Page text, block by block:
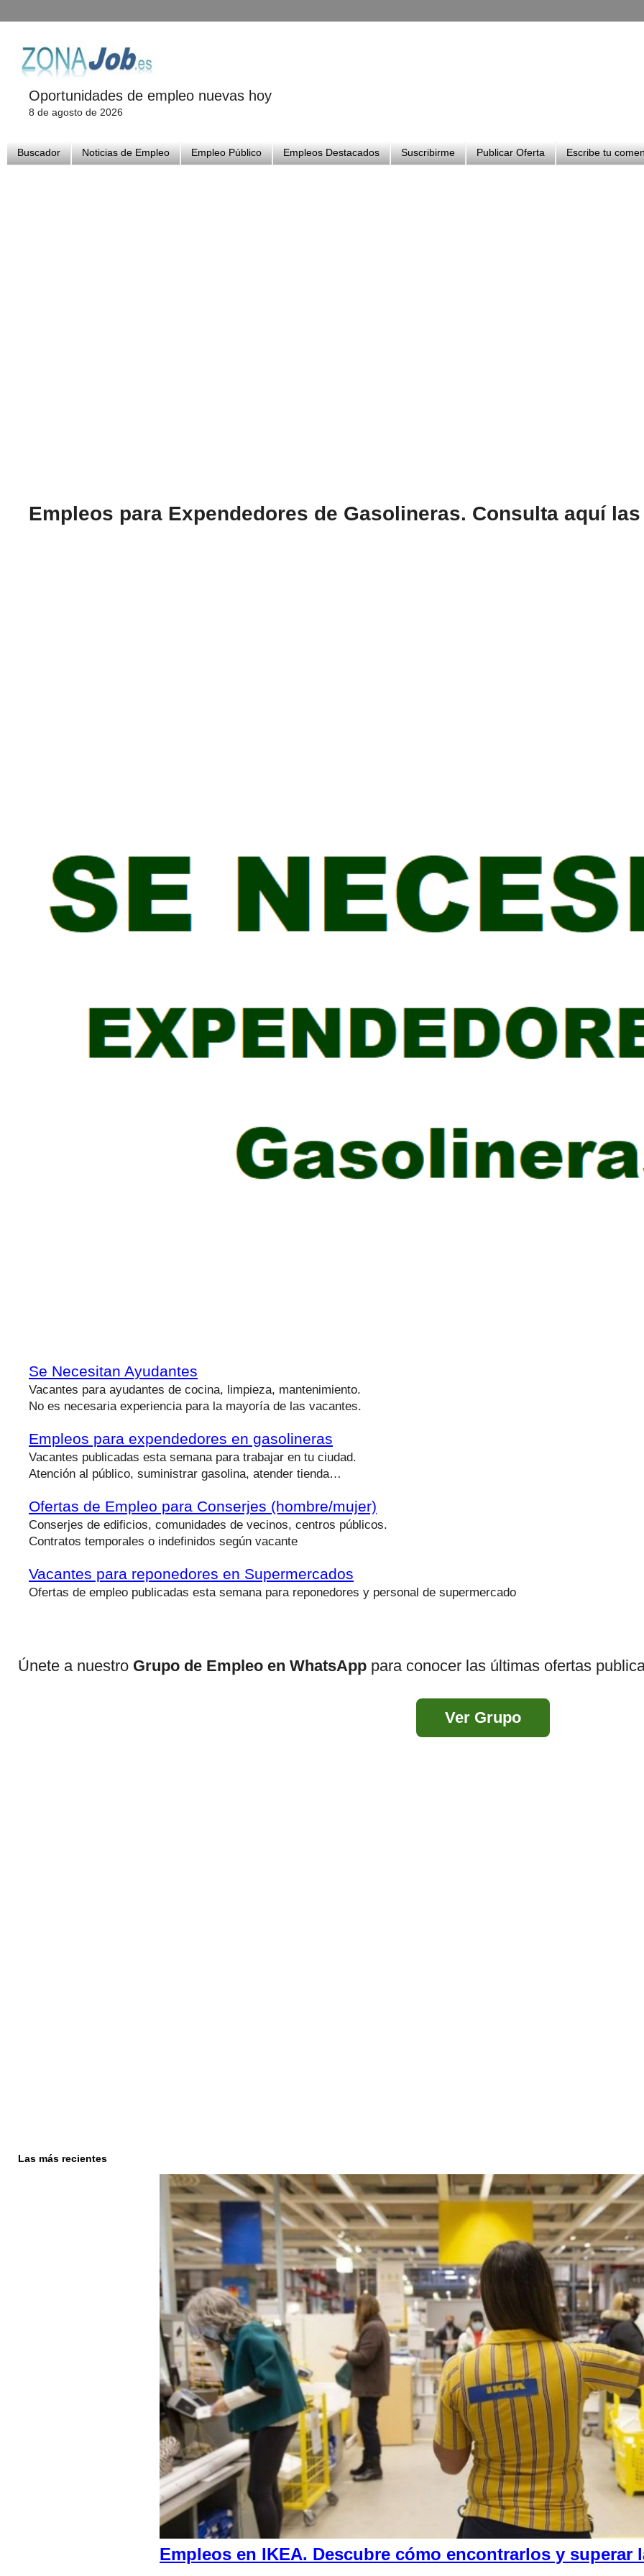
Oportunidades de empleo nuevas hoy
8 de agosto de 2026
Buscador Noticias de Empleo Empleo Público Empleos Destacados Suscribirme Publicar Oferta Escribe tu
Empleos para Expendedores de Gasolineras. Consulta aquí las
Se Necesitan Ayudantes
Vacantes para ayudantes de cocina, limpieza, mantenimiento.
No es necesaria experiencia para la mayoría de las vacantes.
Empleos para expendedores en gasolineras
Vacantes publicadas esta semana para trabajar en tu ciudad.
Atención al público, suministrar gasolina, atender tienda…
Ofertas de Empleo para Conserjes (hombre/mujer)
Conserjes de edificios, comunidades de vecinos, centros públicos.
Contratos temporales o indefinidos según vacante
Vacantes para reponedores en Supermercados
Ofertas de empleo publicadas esta semana para reponedores y personal de supermercado
Únete a nuestro Grupo de Empleo en WhatsApp para conocer las últimas ofertas
Ver Grupo
Las más recientes
Empleos en IKEA. Descubre cómo encontrarlos y superar